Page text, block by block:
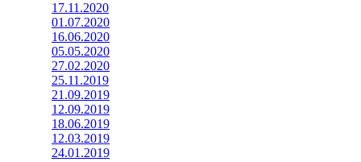
17.11.2020
01.07.2020
16.06.2020
05.05.2020
27.02.2020
25.11.2019
21.09.2019
12.09.2019
18.06.2019
12.03.2019
24.01.2019